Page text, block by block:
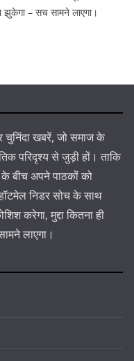
झुकेगा – सच सामने लाएगा।
चुनिंदा खबरें, जो समाज के
परिदृश्य से जुड़ी हों। ताकि
बीच अपने पाठकों को
निडर सोच के साथ
करेगा, मुद्दा कितना ही
लाएगा।